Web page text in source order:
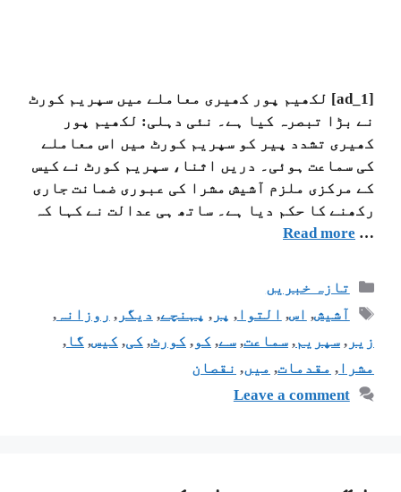
[ad_1] لکھیم پور کھیری معاملے میں سپریم کورٹ
نے بڑا تبصرہ کیا ہے۔ نئی دہلی: لکھیم پور
کھیری تشدد پیر کو سپریم کورٹ میں اس معاملے
کی سماعت ہوئی۔ دریں اثنا، سپریم کورٹ نے کیس
کے مرکزی ملزم آشیش مشرا کی عبوری ضمانت جاری
رکھنے کا حکم دیا ہے۔ ساتھ ہی عدالت نے کہا کہ
…
Read more
تازہ خبریں
آشیش, اس, التوا, پر, پہنچے, دیگر, روزانہ,
زیر , سپریم, سماعت, سے, کو, کورٹ, کی, کیس, گا ,
مشرا , مقدمات, میں, نقصان
Leave a comment